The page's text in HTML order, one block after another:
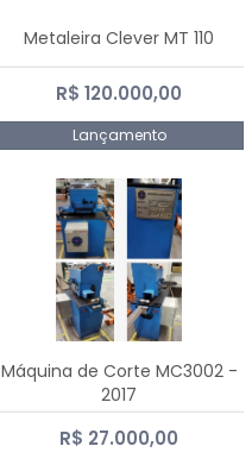
Metaleira Clever MT 110
R$ 120.000,00
Lançamento
Máquina de Corte MC3002 -
2017
R$ 27.000,00